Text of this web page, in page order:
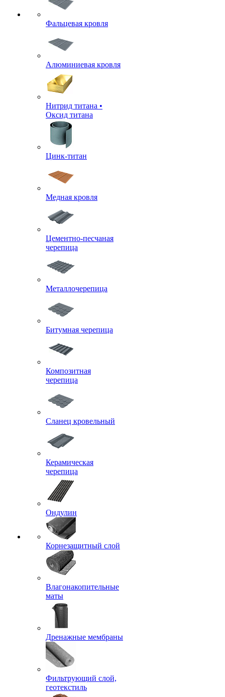
Фальцевая кровля
Алюминиевая кровля
Нитрид титана •
Оксид титана
Цинк-титан
Медная кровля
Цементно-песчаная
черепица
Металлочерепица
Битумная черепица
Композитная
черепица
Сланец кровельный
Керамическая
черепица
Ондулин
Корнезащитный слой
Влагонакопительные
маты
Дренажные мембраны
Фильтрующий слой,
геотекстиль